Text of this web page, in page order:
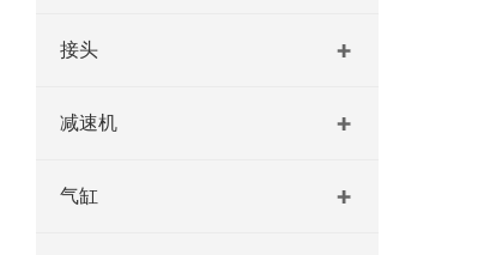
接头
减速机
气缸